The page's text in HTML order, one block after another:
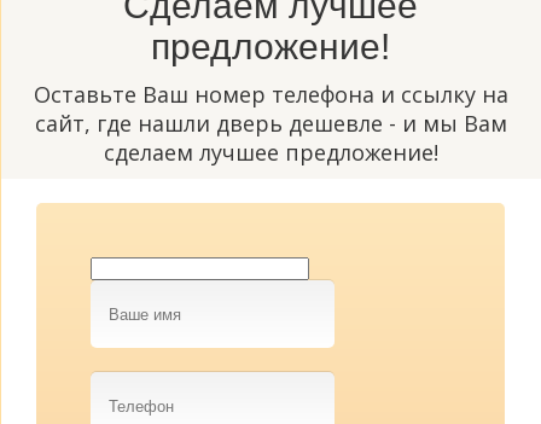
предложение!
Оставьте Ваш номер телефона и ссылку на
сайт, где нашли дверь дешевле - и мы Вам
сделаем лучшее предложение!
Ваше
имя
Телефон